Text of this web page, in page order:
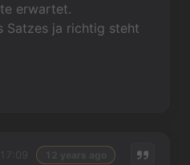
erwartet.
Satzes ja richtig steht